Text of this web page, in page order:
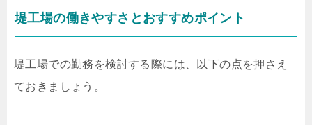
堤工場の働きやすさとおすすめポイント
堤工場での勤務を検討する際には、以下の点を押さえ
ておきましょう。